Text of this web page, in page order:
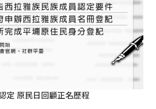
定 原民日回顧正名歷程